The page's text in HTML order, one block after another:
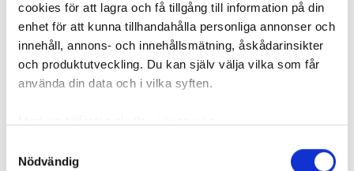
cookies för att lagra och få tillgång till information på din
enhet för att kunna tillhandahålla personliga annonser och
innehåll, annons- och innehållsmätning, åskådarinsikter
och produktutveckling. Du kan själv välja vilka som får
använda din data och i vilka syften.
som kan ha en noggrannhet på upp till flera meter
Nödvändig
600 kronor dyrare att bo efter vattenskada i Varberg
Ansvarsskyddet – en viktig del i hemförsäkringen
Larmade inte om spricka i